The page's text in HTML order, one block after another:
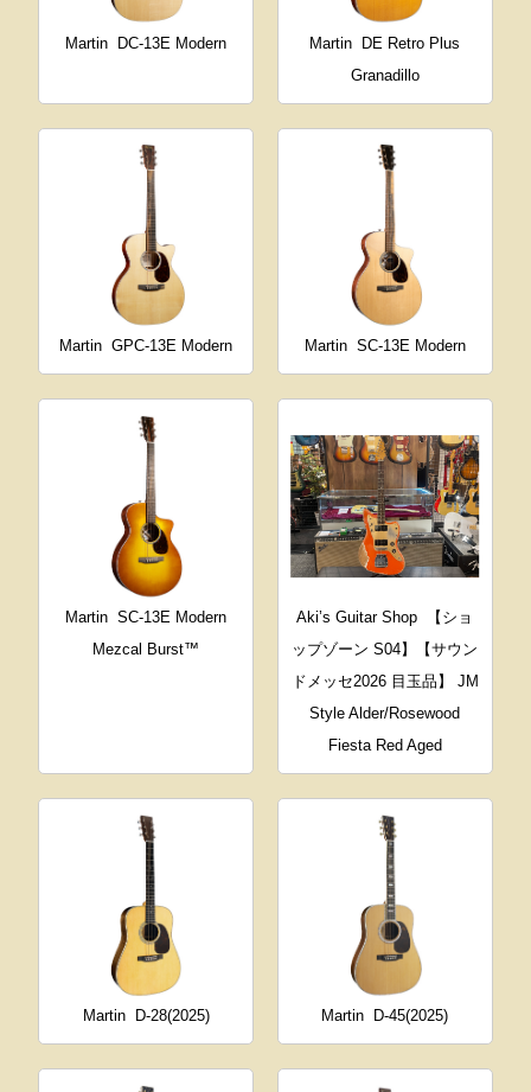
Martin DC-13E Modern Martin DE Retro Plus
Granadillo
Martin GPC-13E Modern Martin SC-13E Modern
Martin SC-13E Modern
Mezcal Burst™
Aki’s Guitar Shop
【ショ
ップゾーン S04】【サウン
ドメッセ2026 目玉品】 JM
Style Alder/Rosewood
Fiesta Red Aged
Martin D-28(2025) Martin D-45(2025)